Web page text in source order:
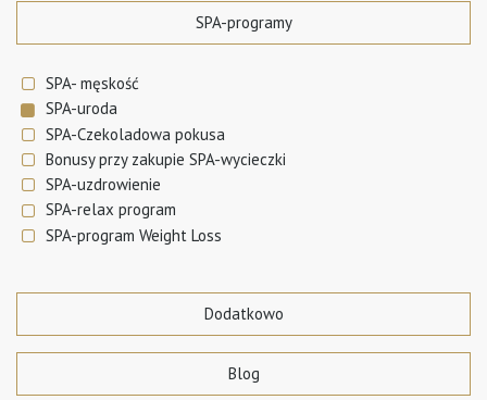
SPA-programy
SPA- męskość
SPA-uroda
SPA-Czekoladowa pokusa
Bonusy przy zakupie SPA-wycieczki
SPA-uzdrowienie
SPA-relax program
SPA-program Weight Loss
Dodatkowo
Blog